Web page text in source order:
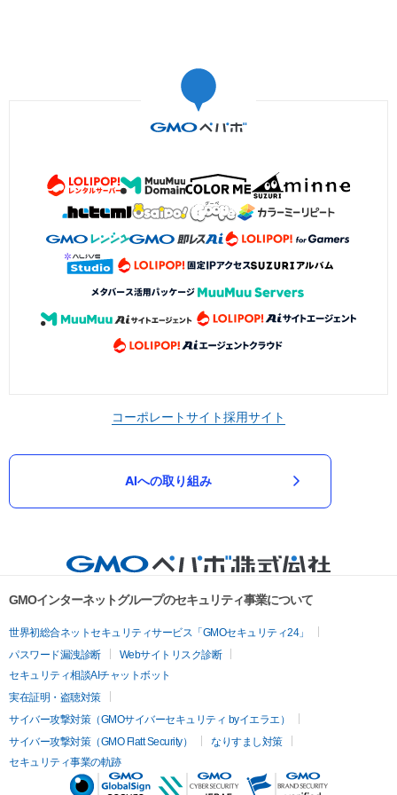
コーポレートサイト採用サイト
AIへの取り組み
GMOインターネットグループのセキュリティ事業について
世界初総合ネットセキュリティサービス「GMOセキュリティ24」
パスワード漏洩診断
Webサイトリスク診断
セキュリティ相談AIチャットボット
実在証明・盗聴対策
サイバー攻撃対策（GMOサイバーセキュリティ byイエラエ）
サイバー攻撃対策（GMO Flatt Security）
なりすまし対策
セキュリティ事業の軌跡